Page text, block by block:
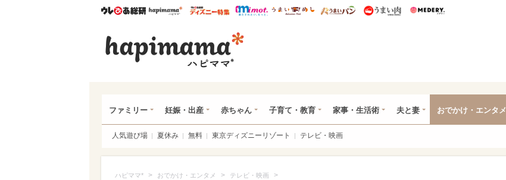
ウレぴあ総研ハピママ* ウレぴあ総研 ディズニー特集
mimot. うまいめし うまいパン うまい肉
ファミリー 妊娠・出産 赤ちゃん 子育て・教育 家事・生活術 夫と妻 おでかけ・エンタメ
人気遊び場 夏休み 無料 東京ディズニーリゾート テレビ・映画
ハピママ* > おでかけ・エンタメ > テレビ・映画 >